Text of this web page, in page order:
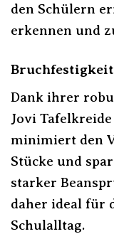
den Schülern
erkennen und
Dank ihrer
Jovi
minimiert den
Stücke und
starker
daher ideal für
Schulalltag.